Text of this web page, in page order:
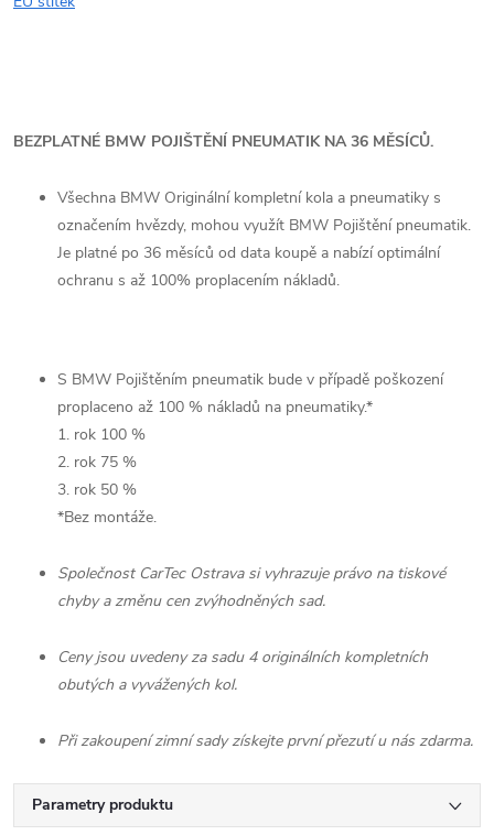
BEZPLATNÉ BMW POJIŠTĚNÍ PNEUMATIK NA 36 MĚSÍCŮ.
Všechna BMW Originální kompletní kola a pneumatiky s
označením hvězdy, mohou využít BMW Pojištění pneumatik.
Je platné po 36 měsíců od data koupě a nabízí optimální
ochranu s až 100% proplacením nákladů.
S BMW Pojištěním pneumatik bude v případě poškození
proplaceno až 100 % nákladů na pneumatiky.*
1. rok 100 %
2. rok 75 %
3. rok 50 %
*Bez montáže.
Společnost CarTec Ostrava si vyhrazuje právo na tiskové
chyby a změnu cen zvýhodněných sad.
Ceny jsou uvedeny za sadu 4 originálních kompletních
obutých a vyvážených kol.
Při zakoupení zimní sady získejte první přezutí u nás zdarma.
Parametry produktu